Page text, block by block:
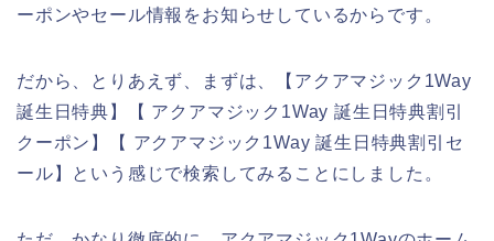
ーポンやセール情報をお知らせしているからです。
だから、とりあえず、まずは、【アクアマジック1Way
誕生日特典】【 アクアマジック1Way 誕生日特典割引
クーポン】【 アクアマジック1Way 誕生日特典割引セ
ール】という感じで検索してみることにしました。